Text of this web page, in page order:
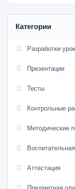
Категории
Разработки
Презентации
Тесты
Контрольные
Методические
Аттестация